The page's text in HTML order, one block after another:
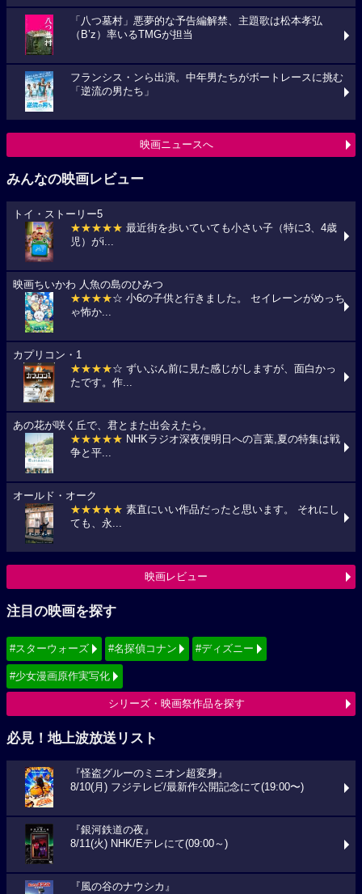
「八つ墓村」悪夢的な予告編解禁、主題歌は松本孝弘
（B’z）率いるTMGが担当
フランシス・ンら出演。中年男たちがボートレースに挑む
「逆流の男たち」
映画ニュースへ
みんなの映画レビュー
トイ・ストーリー5
★★★★★ 最近街を歩いていても小さい子（特に3、4歳
児）がi...
映画ちいかわ 人魚の島のひみつ
★★★★☆ 小6の子供と行きました。 セイレーンがめっち
ゃ怖か...
カプリコン・1
★★★★☆ ずいぶん前に見た感じがしますが、面白かっ
たです。作...
あの花が咲く丘で、君とまた出会えたら。
★★★★★ NHKラジオ深夜便明日への言葉,夏の特集は戦
争と平...
オールド・オーク
★★★★★ 素直にいい作品だったと思います。 それにし
ても、永...
映画レビュー
注目の映画を探す
#スターウォーズ #名探偵コナン #ディズニー
#少女漫画原作実写化
シリーズ・映画祭作品を探す
必見！地上波放送リスト
『怪盗グルーのミニオン超変身』
8/10(月) フジテレビ/最新作公開記念にて(19:00〜)
『銀河鉄道の夜』
8/11(火) NHK/Eテレにて(09:00～)
『風の谷のナウシカ』